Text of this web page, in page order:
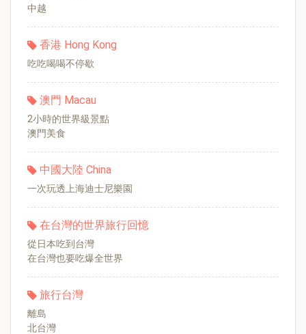
中越
香港 Hong Kong
吃吃喝喝不停歇
澳門 Macau
2小時的世界級景點
澳門美食
中國大陸 China
一次玩透上海迪士尼樂園
在台灣的世界旅行回憶
從日本吃到台灣
在台灣也要吃爆全世界
旅行台灣
離島
北台灣